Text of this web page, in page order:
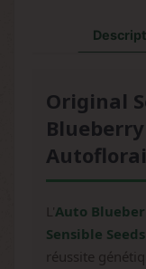
Original
L'Auto
Sensible Seeds
réussite